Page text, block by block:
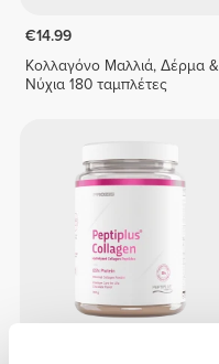
€14.99
Κολλαγόνο Μαλλιά, Δέρμα &
Νύχια 180 ταμπλέτες